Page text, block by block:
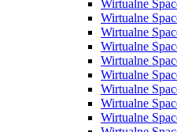
Wirtualne
Wirtualne
Wirtualne
Wirtualne
Wirtualne
Wirtualne
Wirtualne
Wirtualne
Wirtualne